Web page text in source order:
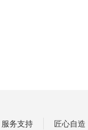
服务支持 匠心自造